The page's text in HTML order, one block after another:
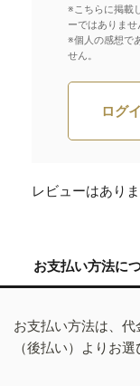
※こちらに掲載
ーではありませ
※個人の感想で
せん。
ログ
レビューはありま
お支払い方法に
お支払い方法は、
（後払い）よりお選